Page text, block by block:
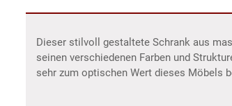
Dieser stilvoll gestaltete Schrank aus
seinen verschiedenen Farben und
sehr zum optischen Wert dieses Möbels